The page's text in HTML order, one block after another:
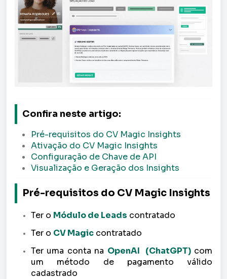
Confira neste artigo:
Pré-requisitos do CV Magic Insights
Ativação do CV Magic Insights
Configuração de Chave de API
Visualização e Geração dos Insights
Pré-requisitos do CV Magic Insights
Ter o Módulo de Leads contratado
Ter o CV Magic contratado
Ter uma conta na OpenAI (ChatGPT)com
um método de pagamento válido
cadastrado